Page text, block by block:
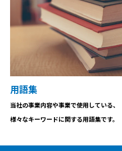
用語集
当社の事業内容や事業で使用している、
様々なキーワードに関する用語集です。